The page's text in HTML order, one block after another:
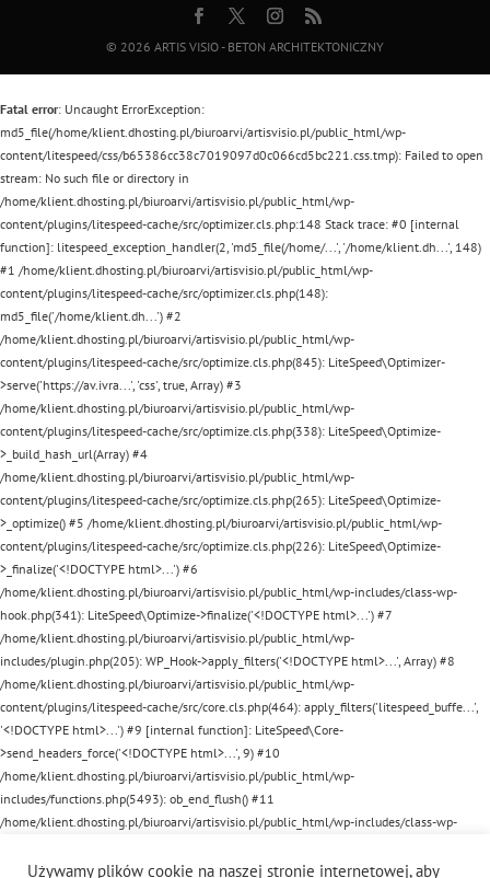
© 2026 ARTIS VISIO - BETON ARCHITEKTONICZNY
Używamy plików cookie na naszej stronie internetowej, aby
Fatal error: Uncaught ErrorException:
md5_file(/home/klient.dhosting.pl/biuroarvi/artisvisio.pl/public_html/wp-
content/litespeed/css/b65386cc38c7019097d0c066cd5bc221.css.tmp): Failed to open
stream: No such file or directory in
/home/klient.dhosting.pl/biuroarvi/artisvisio.pl/public_html/wp-
content/plugins/litespeed-cache/src/optimizer.cls.php:148 Stack trace: #0 [internal
function]: litespeed_exception_handler(2, 'md5_file(/home/...', '/home/klient.dh...', 148)
#1 /home/klient.dhosting.pl/biuroarvi/artisvisio.pl/public_html/wp-
content/plugins/litespeed-cache/src/optimizer.cls.php(148):
md5_file('/home/klient.dh...') #2
/home/klient.dhosting.pl/biuroarvi/artisvisio.pl/public_html/wp-
content/plugins/litespeed-cache/src/optimize.cls.php(845): LiteSpeed\Optimizer-
>serve('https://av.ivra...', 'css', true, Array) #3
/home/klient.dhosting.pl/biuroarvi/artisvisio.pl/public_html/wp-
content/plugins/litespeed-cache/src/optimize.cls.php(338): LiteSpeed\Optimize-
>_build_hash_url(Array) #4
/home/klient.dhosting.pl/biuroarvi/artisvisio.pl/public_html/wp-
content/plugins/litespeed-cache/src/optimize.cls.php(265): LiteSpeed\Optimize-
>_optimize() #5 /home/klient.dhosting.pl/biuroarvi/artisvisio.pl/public_html/wp-
content/plugins/litespeed-cache/src/optimize.cls.php(226): LiteSpeed\Optimize-
>_finalize('<!DOCTYPE html>...') #6
/home/klient.dhosting.pl/biuroarvi/artisvisio.pl/public_html/wp-includes/class-wp-
hook.php(341): LiteSpeed\Optimize->finalize('<!DOCTYPE html>...') #7
/home/klient.dhosting.pl/biuroarvi/artisvisio.pl/public_html/wp-
includes/plugin.php(205): WP_Hook->apply_filters('<!DOCTYPE html>...', Array) #8
/home/klient.dhosting.pl/biuroarvi/artisvisio.pl/public_html/wp-
content/plugins/litespeed-cache/src/core.cls.php(464): apply_filters('litespeed_buffe...',
'<!DOCTYPE html>...') #9 [internal function]: LiteSpeed\Core-
>send_headers_force('<!DOCTYPE html>...', 9) #10
/home/klient.dhosting.pl/biuroarvi/artisvisio.pl/public_html/wp-
includes/functions.php(5493): ob_end_flush() #11
/home/klient.dhosting.pl/biuroarvi/artisvisio.pl/public_html/wp-includes/class-wp-
/home/klient.dhosting.pl/biuroarvi/artisvisio.pl/public_html/wp-includes/class-wp-